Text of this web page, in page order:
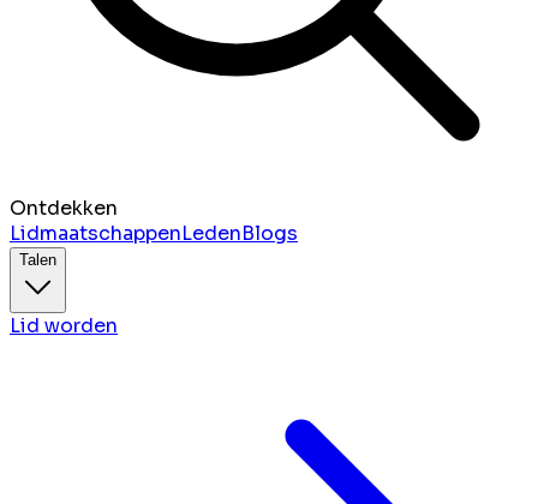
Ontdekken
LidmaatschappenLedenBlogs
Talen
Lid worden